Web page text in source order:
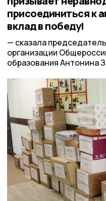
присоединиться к
вклад в победу!
сказала
организации
образования Антонина